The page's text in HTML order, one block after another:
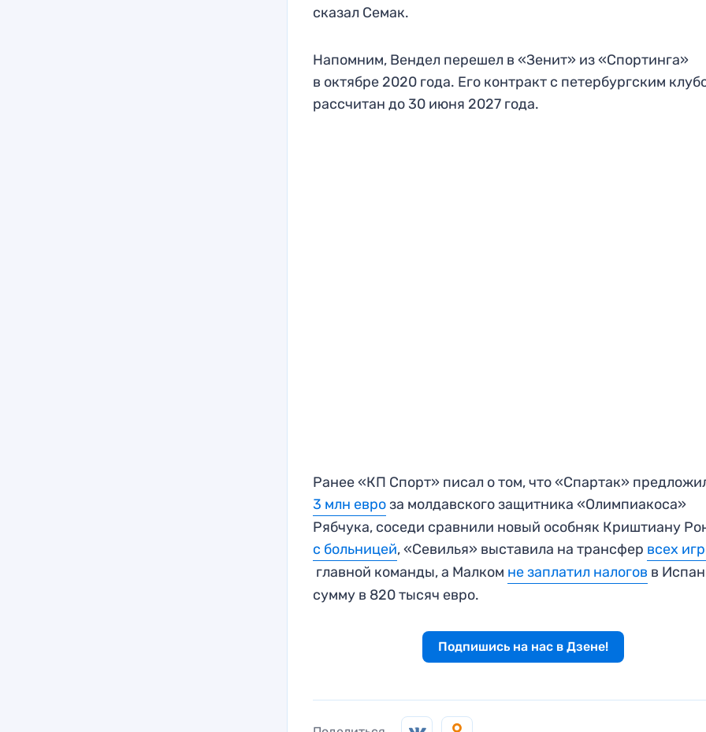
сказал Семак.
Напомним, Вендел перешел в «Зенит» из «Спортинга»
в октябре 2020 года. Его контракт с петербургским
рассчитан до 30 июня 2027 года.
Ранее «КП Спорт» писал о том, что «Спартак»
3 млн евроза молдавского защитника «Олимпиакоса»
Рябчука, соседи сравнили новый особняк Криштиану
с больницей, «Севилья» выставила на трансфер всех
главной команды, а Малком не заплатил налогов в
сумму в 820 тысяч евро.
Подпишись на нас в Дзене!